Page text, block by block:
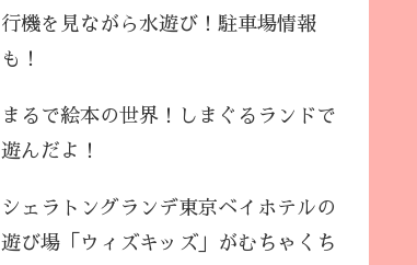
行機を見ながら水遊び！駐車場情報
も！
まるで絵本の世界！しまぐるランドで
遊んだよ！
シェラトングランデ東京ベイホテルの
遊び場「ウィズキッズ」がむちゃくち